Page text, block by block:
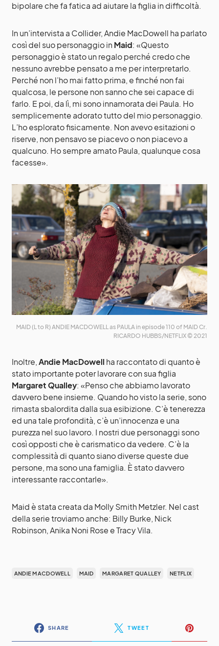
bipolare che fa fatica ad aiutare la figlia in difficoltà.
In un’intervista a Collider, Andie MacDowell ha parlato
così del suo personaggio in Maid: «Questo
personaggio è stato un regalo perché credo che
nessuno avrebbe pensato a me per interpretarlo.
Perché non l’ho mai fatto prima, e finché non fai
qualcosa, le persone non sanno che sei capace di
farlo. E poi, da lì, mi sono innamorata dei Paula. Ho
semplicemente adorato tutto del mio personaggio.
L’ho esplorato fisicamente. Non avevo esitazioni o
riserve, non pensavo se piacevo o non piacevo a
qualcuno. Ho sempre amato Paula, qualunque cosa
facesse».
MAID (L to R) ANDIE MACDOWELL as PAULA in episode 110 of MAID Cr.
RICARDO HUBBS/NETFLIX © 2021
Inoltre,Andie MacDowell ha raccontato di quanto è
stato importante poter lavorare con sua figlia
MargaretQualley: «Penso che abbiamo lavorato
davvero bene insieme. Quando ho visto la serie, sono
rimasta sbalordita dalla sua esibizione. C’è tenerezza
ed una tale profondità, c’è un’innocenza e una
purezza nel suo lavoro. I nostri due personaggi sono
così opposti che è carismatico da vedere. C’è la
complessità di quanto siano diverse queste due
persone, ma sono una famiglia. È stato davvero
interessante raccontarle».
Maid è stata creata da Molly Smith Metzler. Nel cast
della serie troviamo anche: Billy Burke, Nick
Robinson, Anika Noni Rose e Tracy Vila.
ANDIE MACDOWELL MAID MARGARET QUALLEY NETFLIX
SHARE TWEET